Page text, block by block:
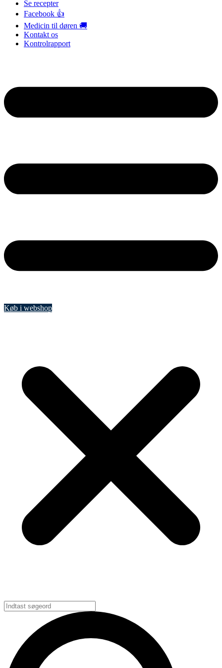
Se recepter
Facebook 👍
Medicin til døren 🚚
Kontakt os
Kontrolrapport
Køb i webshop